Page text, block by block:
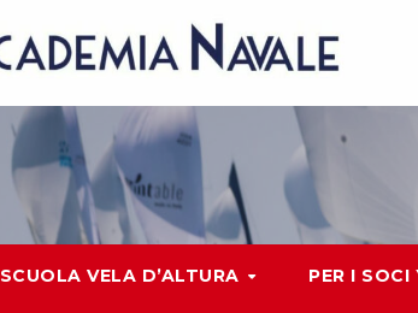
SCUOLA VELA D’ALTURA PER I SOCI